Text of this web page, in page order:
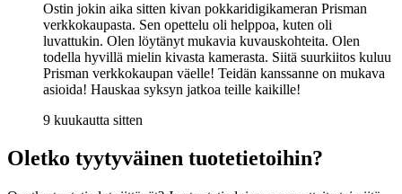
Ostin jokin aika sitten kivan pokkaridigikameran Prisman
verkkokaupasta. Sen opettelu oli helppoa, kuten oli
luvattukin. Olen löytänyt mukavia kuvauskohteita. Olen
todella hyvillä mielin kivasta kamerasta. Siitä suurkiitos kuluu
Prisman verkkokaupan väelle! Teidän kanssanne on mukava
asioida! Hauskaa syksyn jatkoa teille kaikille!
9 kuukautta sitten
Oletko tyytyväinen tuotetietoihin?